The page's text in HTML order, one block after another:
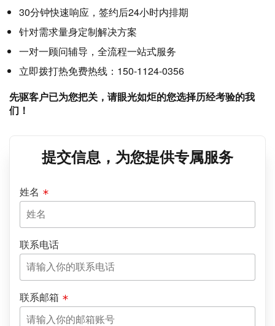
30分钟快速响应，签约后24小时内排期
针对需求量身定制解决方案
一对一顾问辅导，全流程一站式服务
立即拨打热免费热线：150-1124-0356
先驱客户已为您把关，请眼光如炬的您选择历经考验的我
们！
提交信息，为您提供专属服务
姓名
联系电话
联系邮箱